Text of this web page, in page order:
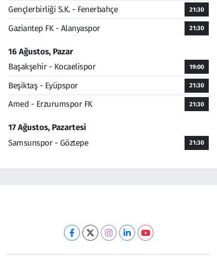
Gençlerbirliği S.K. - Fenerbahçe 21:30
Gaziantep FK - Alanyaspor 21:30
16 Ağustos, Pazar
Başakşehir - Kocaelispor
19:00
Beşiktaş - Eyüpspor 21:30
Amed - Erzurumspor FK 21:30
17 Ağustos, Pazartesi
Samsunspor - Göztepe
21:30